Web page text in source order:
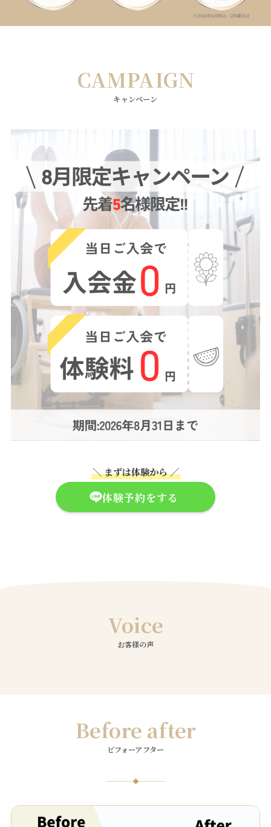
CAMPAIGN
キャンペーン
＼ まずは体験から ／
体験予約をする
Voice
お客様の声
Before after
ビフォーアフター